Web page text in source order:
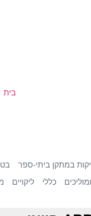
בית
במתקן ביתי-ספר
כללי ליקויים